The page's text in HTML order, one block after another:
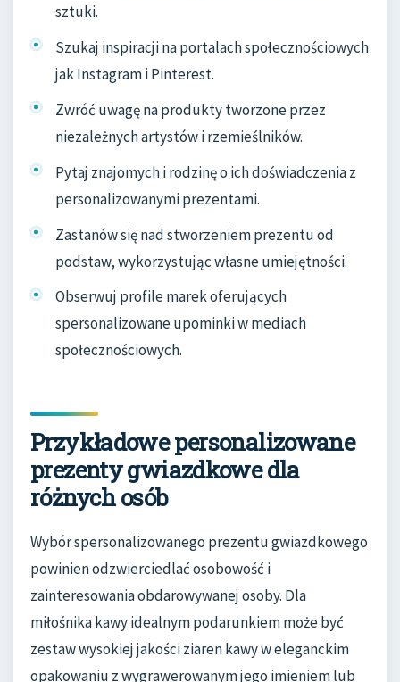
sztuki.
Szukaj inspiracji na portalach społecznościowych
jak Instagram i Pinterest.
Zwróć uwagę na produkty tworzone przez
niezależnych artystów i rzemieślników.
Pytaj znajomych i rodzinę o ich doświadczenia z
personalizowanymi prezentami.
Zastanów się nad stworzeniem prezentu od
podstaw, wykorzystując własne umiejętności.
Obserwuj profile marek oferujących
spersonalizowane upominki w mediach
społecznościowych.
Przykładowe personalizowane
prezenty gwiazdkowe dla
różnych osób
Wybór spersonalizowanego prezentu gwiazdkowego
powinien odzwierciedlać osobowość i
zainteresowania obdarowywanej osoby. Dla
miłośnika kawy idealnym podarunkiem może być
zestaw wysokiej jakości ziaren kawy w eleganckim
opakowaniu z wygrawerowanym jego imieniem lub